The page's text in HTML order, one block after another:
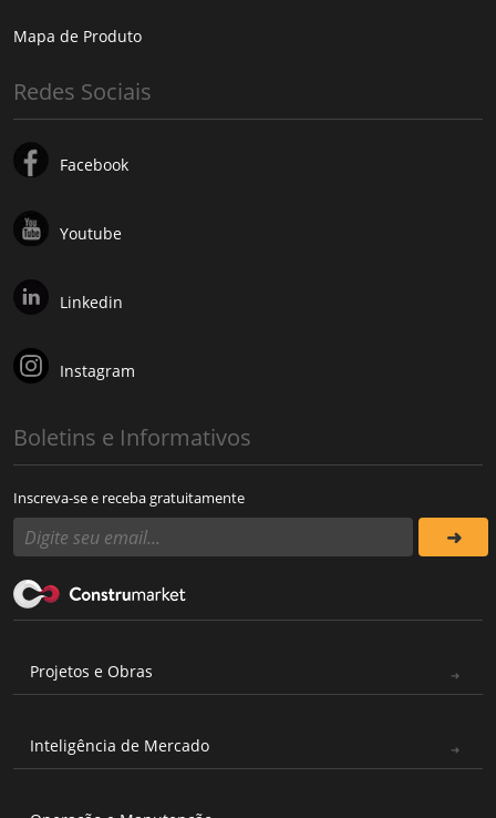
Mapa de Produto
Redes Sociais
Facebook
Youtube
Linkedin
Instagram
Boletins e Informativos
Inscreva-se e receba gratuitamente
Projetos e Obras
Inteligência de Mercado